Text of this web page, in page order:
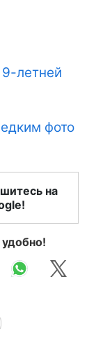
летней
фото
на